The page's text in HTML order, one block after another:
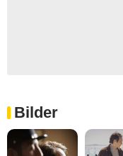
Bilder